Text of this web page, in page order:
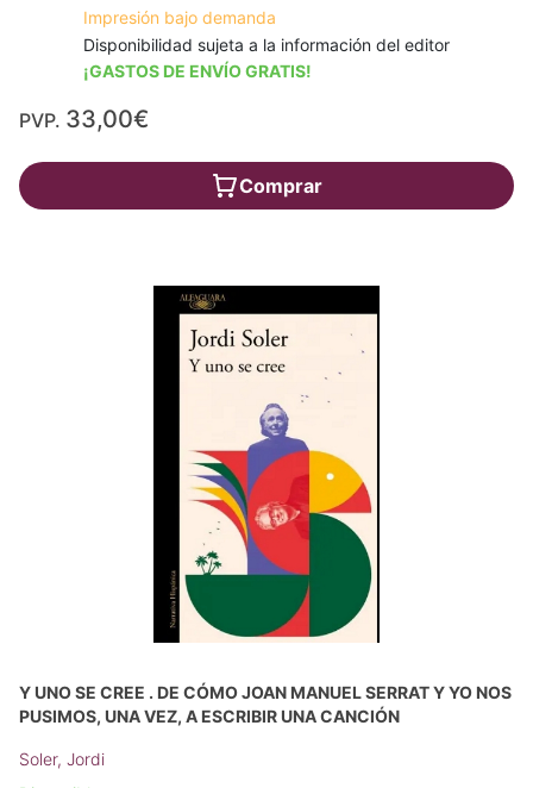
Impresión bajo demanda
Disponibilidad sujeta a la información del editor
¡GASTOS DE ENVÍO GRATIS!
PVP. 33,00€
Comprar
Y UNO SE CREE . DE CÓMO JOAN MANUEL SERRAT Y YO NOS
PUSIMOS, UNA VEZ, A ESCRIBIR UNA CANCIÓN
Soler, Jordi